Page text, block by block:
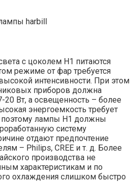
с цоколем H1 питаются
режиме от фар требуется
интенсивности. При этом
приборов должна
20 Вт, а освещенность – более
энергоемкость требует
лампы H1 должны
систему
отдают предпочтение
– Philips, CREE и т. д. Более
производства не
характеристикам и по
охлаждения слишком быстро